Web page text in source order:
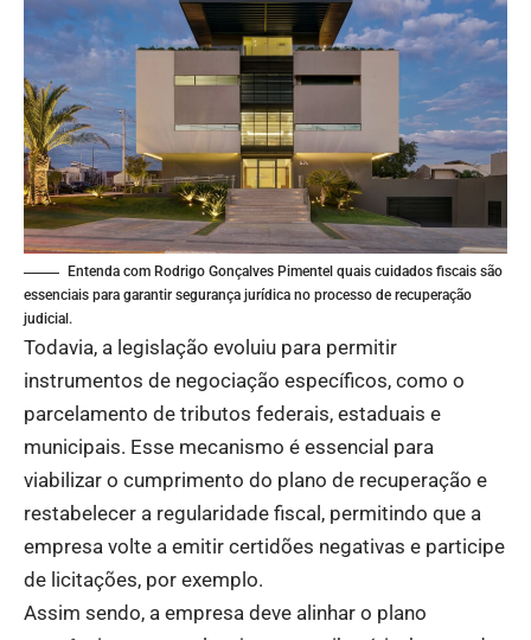
Entenda com Rodrigo Gonçalves Pimentel quais cuidados fiscais são
essenciais para garantir segurança jurídica no processo de recuperação
judicial.
Todavia, a legislação evoluiu para permitir
instrumentos de negociação específicos, como o
parcelamento de tributos federais, estaduais e
municipais. Esse mecanismo é essencial para
viabilizar o cumprimento do plano de recuperação e
restabelecer a regularidade fiscal, permitindo que a
empresa volte a emitir certidões negativas e participe
de licitações, por exemplo.
Assim sendo, a empresa deve alinhar o plano